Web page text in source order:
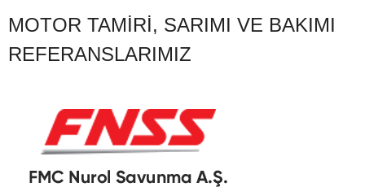
MOTOR TAMIRI, SARIMI VE BAKIMI
REFERANSLARIMIZ